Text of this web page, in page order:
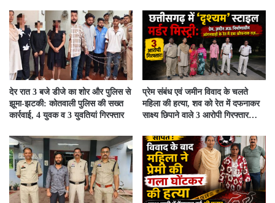
देर रात 3 बजे डीजे का शोर और पुलिस से
झूमा-झटकी: कोतवाली पुलिस की सख्त
कार्रवाई, 4 युवक व 3 युवतियां गिरफ्तार
प्रेम संबंध एवं जमीन विवाद के चलते
महिला की हत्या, शव को रेत में दफनाकर
साक्ष्य छिपाने वाले 3 आरोपी गिरफ्तार…